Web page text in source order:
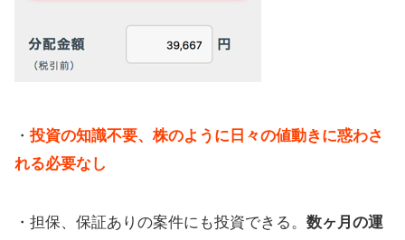
・ 投資の知識不要、株のように日々の値動きに惑わさ
れる必要なし
・担保、保証ありの案件にも投資できる。 数ヶ月の運